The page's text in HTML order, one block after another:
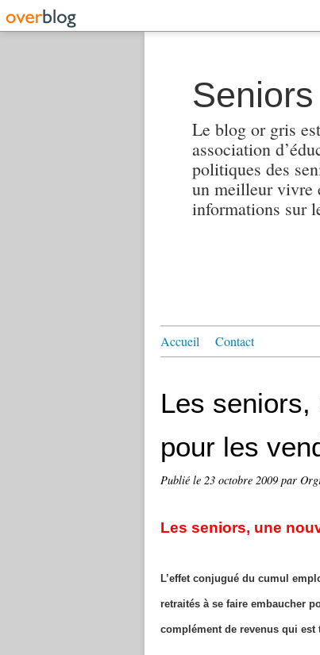
Le blog or gris
association
politiques des
un meilleur vivre
informations sur
Accueil Contact
Les
pour les
Publié le 23 octobre 2009 par
Les seniors, une
L’effet conjugué du cumul
retraités à se faire embaucher
complément de revenus qui